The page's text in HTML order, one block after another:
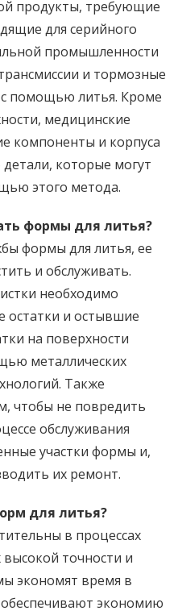
продукты, требующие
для серийного
промышленности
и тормозные
с помощью литья. Кроме
медицинские
компоненты и корпуса
которые могут
этого метода.
формы для литья?
формы для литья, ее
и обслуживать.
необходимо
остатки и остывшие
на поверхности
металлических
Также
чтобы не повредить
обслуживания
участки формы и,
их ремонт.
для литья?
в процессах
точности и
экономят время в
экономию